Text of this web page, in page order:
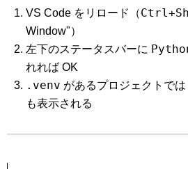
VS Code をリロード（
Window"）
左下のステータスバーに
れれば OK
.venv があるプロジェクトでは
も表示される